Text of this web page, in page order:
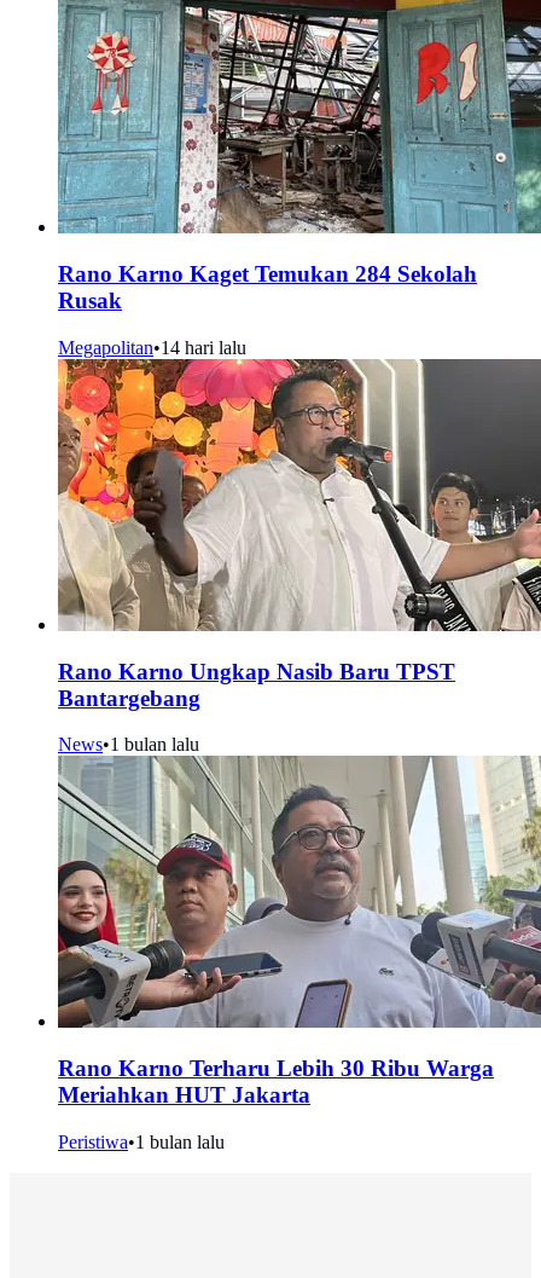
Rano Karno Kaget Temukan 284 Sekolah
Rusak
Megapolitan•14 hari lalu
Rano Karno Ungkap Nasib Baru TPST
Bantargebang
News•1 bulan lalu
Rano Karno Terharu Lebih 30 Ribu Warga
Meriahkan HUT Jakarta
Peristiwa•1 bulan lalu